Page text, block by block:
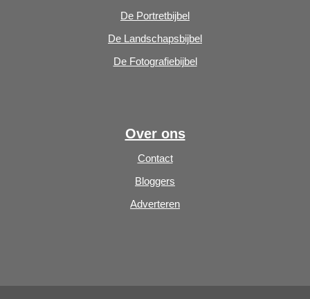
De Portretbijbel
De Landschapsbijbel
De Fotografiebijbel
Over ons
Contact
Bloggers
Adverteren